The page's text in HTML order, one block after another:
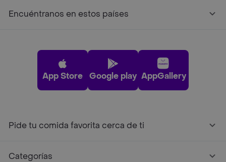
Encuéntranos en estos países
App Store Google play AppGallery
Pide tu comida favorita cerca de ti
Categorías